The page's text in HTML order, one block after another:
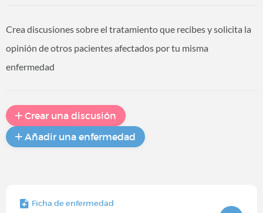
Crea discusiones sobre el tratamiento que recibes y solicita la
opinión de otros pacientes afectados por tu misma
enfermedad
Crear una discusión
Añadir una enfermedad
Ficha de enfermedad